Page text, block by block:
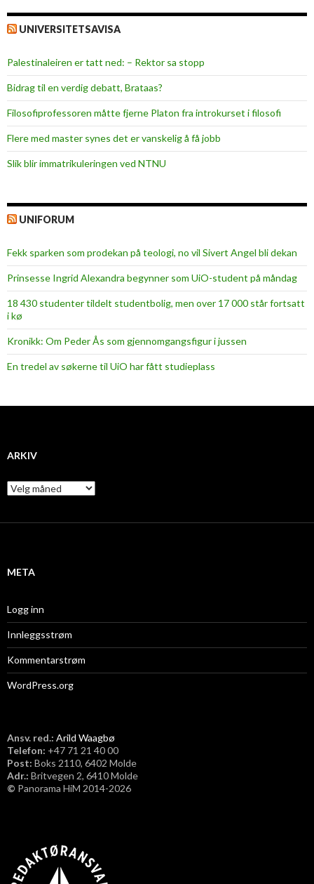
UNIVERSITETSAVISA
Palestinaleiren er tatt ned: – Rektor sa stopp
Bidrag til en verdig debatt, Brataas?
Filosofiprofessoren måtte fjerne Platon fra introkurset i filosofi
Flere med master synes det er vanskelig å få jobb
Slik blir immatrikuleringen ved NTNU
UNIFORUM
Fekk sparken som prodekan på teologi, no vil Sivert Angel bli dekan
Prinsesse Ingrid Alexandra begynner som UiO-student på måndag
18 430 studenter tildelt studentbolig, men over 17 000 står fortsatt
i kø
Kronikk: Om Peder Ås som gjennomgangsfigur i jussen
En tredel av søkerne til UiO har fått studieplass
ARKIV
A
r
i
META
Logg inn
Innleggsstrøm
Kommentarstrøm
WordPress.org
Ansv. red.: Arild Waagbø
Telefon: ​+47 71 21 40 00
Post: Boks 2110, 6402 Molde
Adr.: Britvegen 2, 6410 Molde
© Panorama HiM 2014-2026